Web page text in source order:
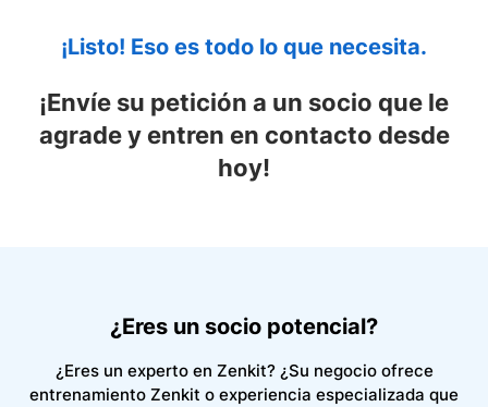
¡Listo! Eso es todo lo que necesita.
¡Envíe su petición a un socio que le
agrade y entren en contacto desde
hoy!
¿Eres un socio potencial?
¿Eres un experto en Zenkit? ¿Su negocio ofrece
entrenamiento Zenkit o experiencia especializada que